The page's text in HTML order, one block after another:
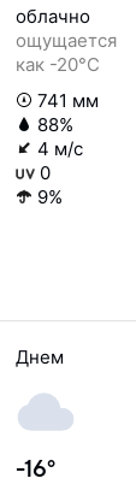
облачно
ощущается
как -20°C
741 мм
88%
4 м/с
0
9%
Днем
-16°